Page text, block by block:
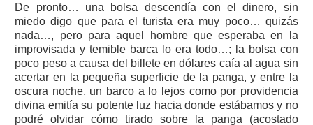
De pronto… una bolsa descendía con el dinero, sin
miedo digo que para el turista era muy poco… quizás
nada…, pero para aquel hombre que esperaba en la
improvisada y temible barca lo era todo…; la bolsa con
poco peso a causa del billete en dólares caía al agua sin
acertar en la pequeña superficie de la panga, y entre la
oscura noche, un barco a lo lejos como por providencia
divina emitía su potente luz hacia donde estábamos y no
podré olvidar cómo tirado sobre la panga (acostado